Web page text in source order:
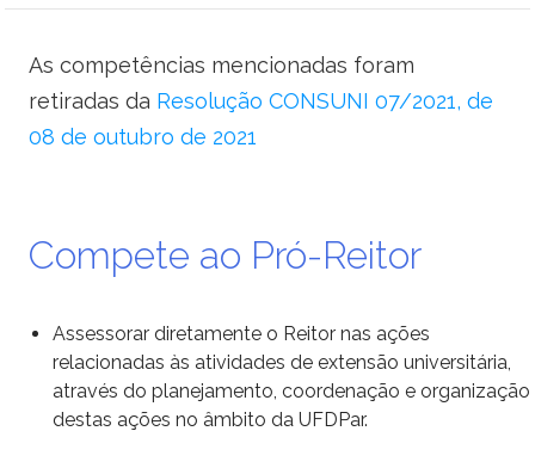
Ministério da Educação
Ministério do Desenvolvimento Social
Ministério da Saúde
Ministério da Indústria, Comércio Exterior e Serviços
As competências mencionadas foram
retiradas da Resolução CONSUNI 07/2021, de
08 de outubro de 2021
Compete ao Pró-Reitor
Assessorar diretamente o Reitor nas ações
relacionadas às atividades de extensão universitária,
através do planejamento, coordenação e organização
destas ações no âmbito da UFDPar.